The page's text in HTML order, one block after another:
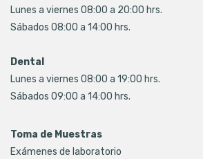
Lunes a viernes 08:00 a 20:00 hrs.
Sábados 08:00 a 14:00 hrs.
Dental
Lunes a viernes 08:00 a 19:00 hrs.
Sábados 09:00 a 14:00 hrs.
Toma de Muestras
Exámenes de laboratorio